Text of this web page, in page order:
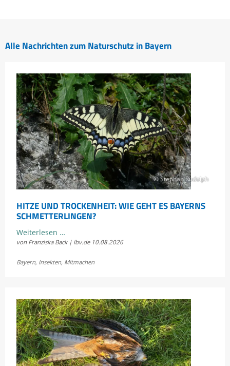
Alle Nachrichten zum Naturschutz in Bayern
© Stephan Rudolph
HITZE UND TROCKENHEIT: WIE GEHT ES BAYERNS
SCHMETTERLINGEN?
Weiterlesen …Hitze
und
Bayerns
Schmetterlingen?
von Franziska Back | lbv.de 10.08.2026
Bayern, Insekten, Mitmachen